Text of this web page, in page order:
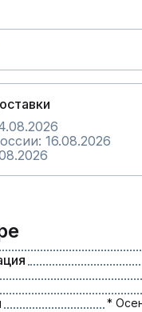
16.08.2026
*